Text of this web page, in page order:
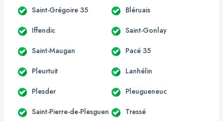
Saint-Grégoire 35 Bléruais
Iffendic Saint-Gonlay
Saint-Maugan Pacé 35
Pleurtuit Lanhélin
Plesder Pleugueneuc
Saint-Pierre-de-Plesguen Tressé